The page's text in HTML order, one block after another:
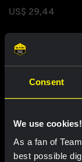
Consent
We use cookies!
As a fan of
best possible
US$ 29,44